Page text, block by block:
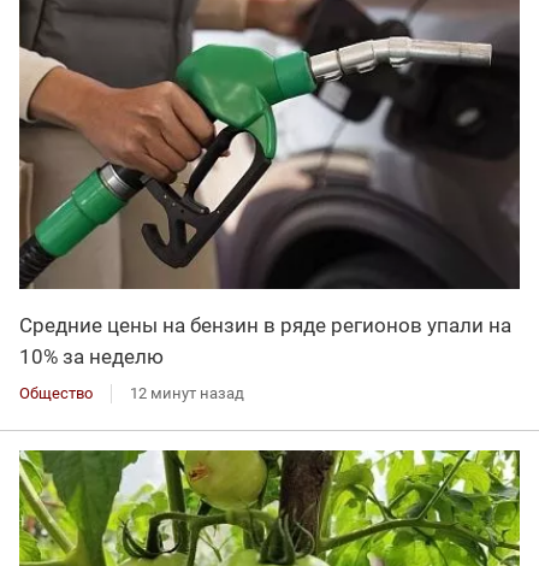
Средние цены на бензин в ряде регионов упали на
10% за неделю
Общество 12 минут назад